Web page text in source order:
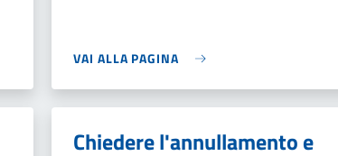
VAI ALLA PAGINA
Chiedere l'annullamento e